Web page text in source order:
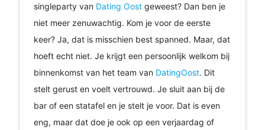
singleparty van Dating Oostgeweest? Dan ben je
niet meer zenuwachtig. Kom je voor de eerste
keer? Ja, dat is misschien best spanned. Maar, dat
hoeft echt niet. Je krijgt een persoonlijk welkom bij
binnenkomst van het team van DatingOost. Dit
stelt gerust en voelt vertrouwd. Je sluit aan bij de
bar of een statafel en je stelt je voor. Dat is even
eng, maar dat doe je ook op een verjaardag of